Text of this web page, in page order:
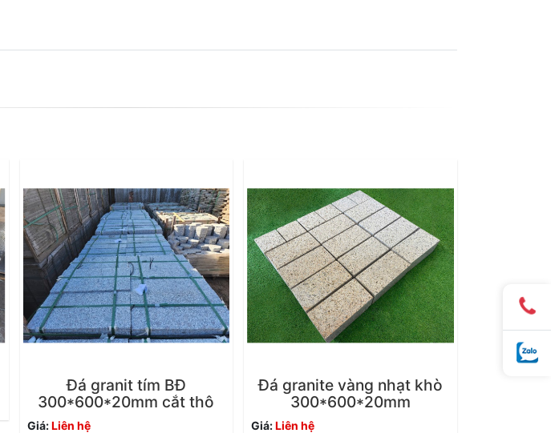
Đá granit tím BĐ
300*600*20mm cắt thô
Giá:Liên hệ
Đá granite vàng nhạt khò
300*600*20mm
Giá:Liên hệ